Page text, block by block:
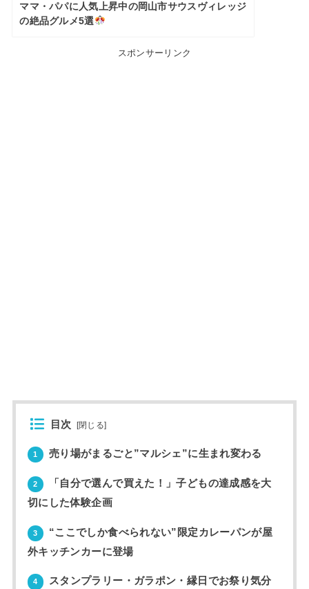
ママ・パパに人気上昇中の岡山市サウスヴィレッジ
の絶品グルメ5選
スポンサーリンク
目次 [閉じる]
1 売り場がまるごと”マルシェ”に生まれ変わる
2
「自分で選んで買えた！」子どもの達成感を大
切にした体験企画
3
“ここでしか食べられない”限定カレーパンが屋
外キッチンカーに登場
4
スタンプラリー・ガラポン・縁日でお祭り気分